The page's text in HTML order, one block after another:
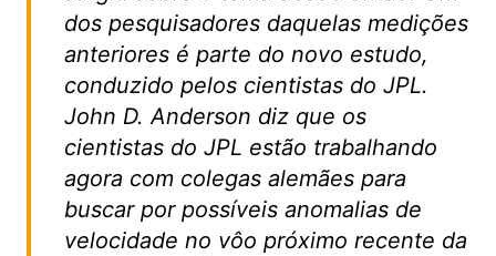
dos pesquisadores daquelas medições
anteriores é parte do novo estudo,
conduzido pelos cientistas do JPL.
John D. Anderson diz que os
cientistas do JPL estão trabalhando
agora com colegas alemães para
buscar por possíveis anomalias de
velocidade no vôo próximo recente da